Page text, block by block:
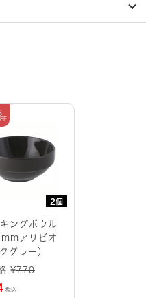
2個
ングボウル
アリビオ
グレー）
¥770
税込